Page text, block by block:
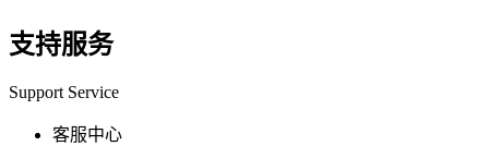
支持服务
Support Service
客服中心